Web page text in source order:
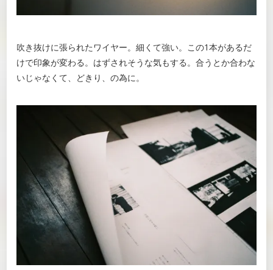
吹き抜けに張られたワイヤー。細くて強い。この1本があるだ
けで印象が変わる。はずされそうな気もする。合うとか合わな
いじゃなくて、どきり、の為に。